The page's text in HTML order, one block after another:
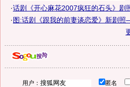
·话剧《开心麻花2007疯狂的石头》剧
·图:话剧《跟我的前妻谈恋爱》新剧照
用户： 匿名